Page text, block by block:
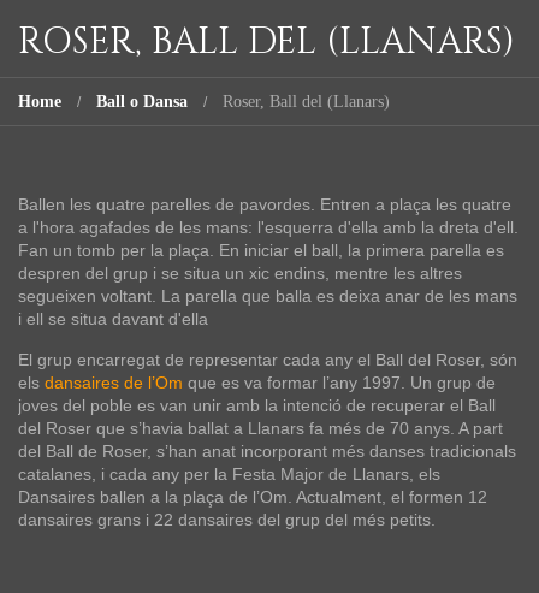
ROSER, BALL DEL (LLANARS)
Home Ball o Dansa Roser, Ball del (Llanars)
Ballen les quatre parelles de pavordes. Entren a plaça les quatre
a l'hora agafades de les mans: l'esquerra d'ella amb la dreta d'ell.
Fan un tomb per la plaça. En iniciar el ball, la primera parella es
despren del grup i se situa un xic endins, mentre les altres
segueixen voltant. La parella que balla es deixa anar de les mans
i ell se situa davant d'ella
El grup encarregat de representar cada any el Ball del Roser, són
els dansaires de l’Om que es va formar l’any 1997. Un grup de
joves del poble es van unir amb la intenció de recuperar el Ball
del Roser que s’havia ballat a Llanars fa més de 70 anys. A part
del Ball de Roser, s’han anat incorporant més danses tradicionals
catalanes, i cada any per la Festa Major de Llanars, els
Dansaires ballen a la plaça de l’Om. Actualment, el formen 12
dansaires grans i 22 dansaires del grup del més petits.